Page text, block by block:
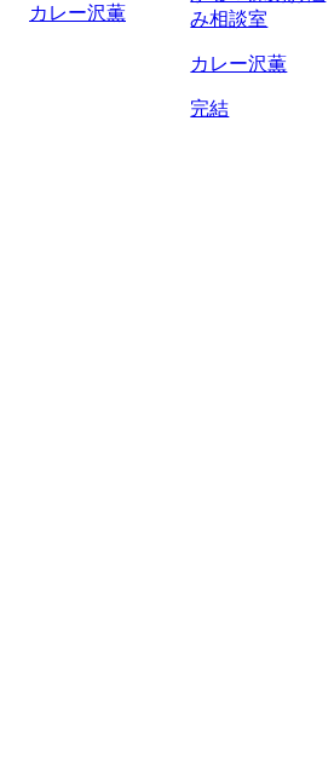
カレー沢薫
み相談室
カレー沢薫
完結